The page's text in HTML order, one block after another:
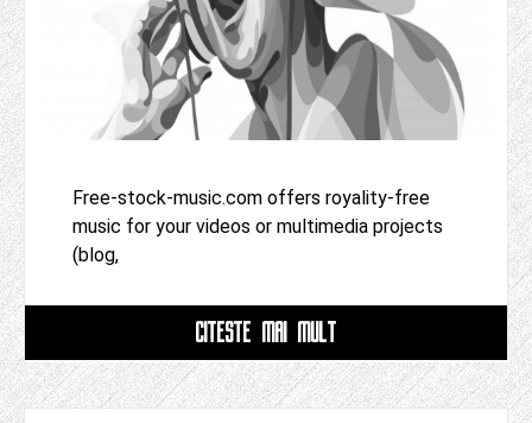
Free-stock-music.com offers royality-free
music for your videos or multimedia projects
(blog,
CITESTE MAI MULT